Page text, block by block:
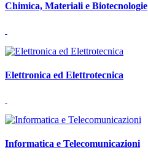
Chimica, Materiali e Biotecnologie
Elettronica ed Elettrotecnica
Informatica e Telecomunicazioni